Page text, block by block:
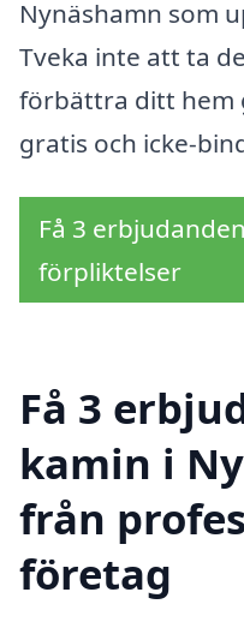
Nynäshamn som
Tveka inte att ta
förbättra ditt hem
gratis och icke-
Få 3
förpliktelser
Få 3
kamin i
från
företag